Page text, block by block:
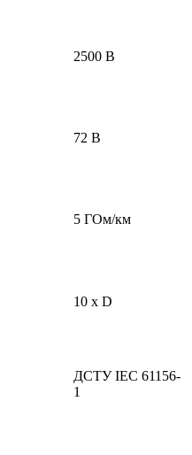
2500 В
72 В
5 ГОм/км
10 х D
ДСТУ IEC 61156-
1